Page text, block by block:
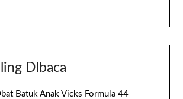
DIbaca
Batuk Anak Vicks Formula 44